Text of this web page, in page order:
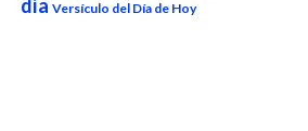
día Versículo del Día de Hoy